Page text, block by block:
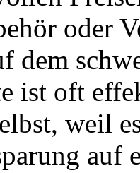
oder
dem
ist oft
weil
auf